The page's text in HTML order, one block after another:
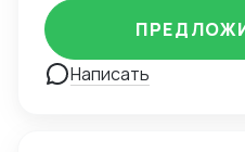
Написать